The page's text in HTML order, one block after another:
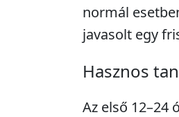
normál
javasolt egy
Hasznos
Az első 12–24